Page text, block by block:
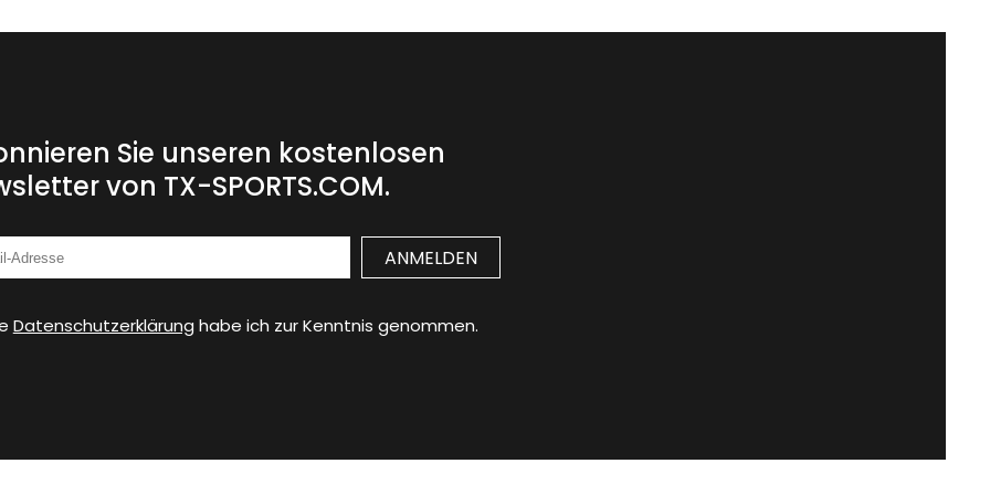
Sie unseren kostenlosen
von TX-SPORTS.COM.
Datenschutzerklärung habe ich zur Kenntnis genommen.